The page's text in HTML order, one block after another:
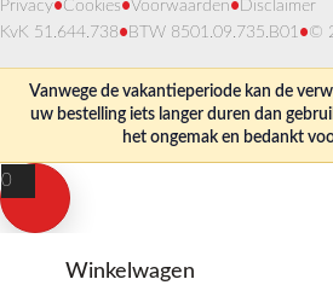
Privacy•Cookies•Voorwaarden• Disclaimer
KvK 51.644.738• BTW 8501.09.735.B01•©
Vanwege de vakantieperiode kan de
uw bestelling iets langer duren dan
het ongemak en bedankt
0
Winkelwagen